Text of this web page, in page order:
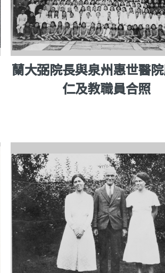
蘭大弼院長與泉州惠世醫
仁及教職員合照